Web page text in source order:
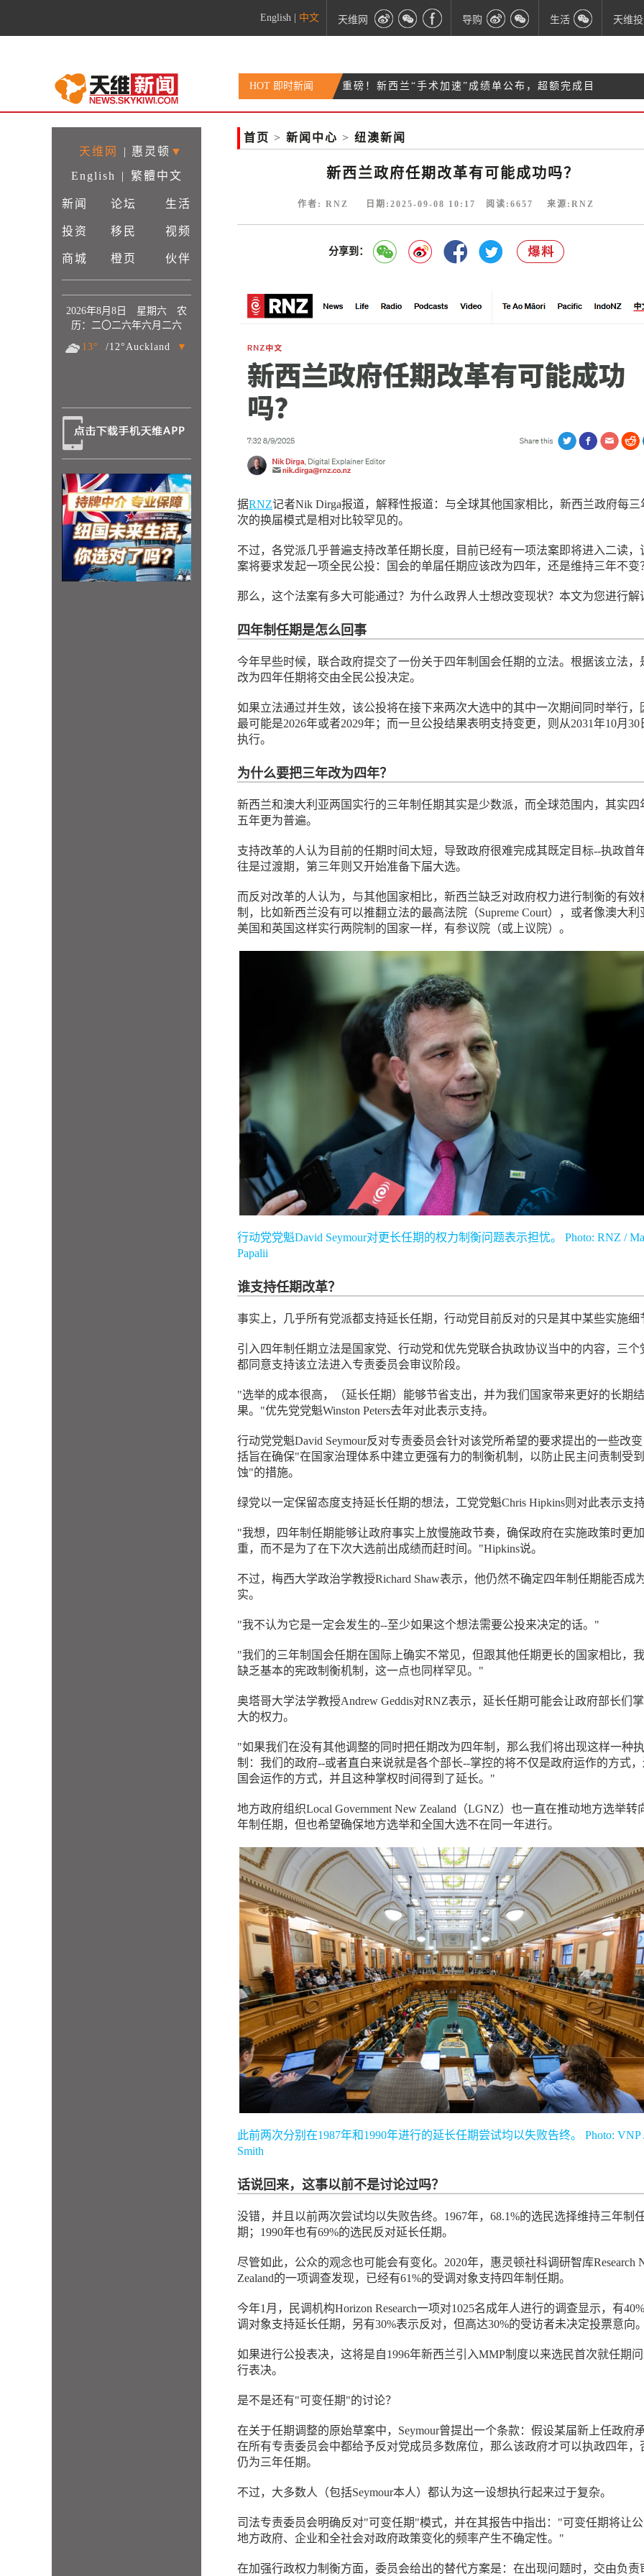
English 中文 天维网 导购 生活 天维
HOT 即时新闻 重磅！新西兰“手术加速”成绩单公布，超额完成目
标！
演讲条条击中痛点
“强制KiwiSaver”要来？新西兰优先党党魁开出“第一
炮”
天维网 | 惠灵顿 ▼
English
| 繁體中文
新闻 论坛 生活
投资 移民 视频
商城 橙页 伙伴
2026年8月8日 星期六 农
历：二〇二六年六月二六
13°
/12°Auckland ▼
首页 > 新闻中心 > 纽澳新闻
新西兰政府任期改革有可能成功吗？
作者: RNZ 日期:2025-09-08 10:17 阅读: 6657 来源:RNZ
分享到：
据RNZ记者Nik Dirga报道，解释性报道：与全球其他国家相比，新西兰政府每三
次的换届模式是相对比较罕见的。
不过，各党派几乎普遍支持改革任期长度，目前已经有一项法案即将进入二读，
案将要求发起一项全民公投：国会的单届任期应该改为四年，还是维持三年不变
那么，这个法案有多大可能通过？为什么政界人士想改变现状？本文为您进行解
四年制任期是怎么回事
今年早些时候，联合政府提交了一份关于四年制国会任期的立法。根据该立法，
改为四年任期将交由全民公投决定。
如果立法通过并生效，该公投将在接下来两次大选中的其中一次期间同时举行，
最可能是2026年或者2029年；而一旦公投结果表明支持变更，则从2031年10月30
执行。
为什么要把三年改为四年？
新西兰和澳大利亚两国实行的三年制任期其实是少数派，而全球范围内，其实四
五年更为普遍。
支持改革的人认为目前的任期时间太短，导致政府很难完成其既定目标--执政首
往是过渡期，第三年则又开始准备下届大选。
而反对改革的人认为，与其他国家相比，新西兰缺乏对政府权力进行制衡的有效
制，比如新西兰没有可以推翻立法的最高法院（Supreme Court），或者像澳大利
美国和英国这样实行两院制的国家一样，有参议院（或上议院）。
行动党党魁David Seymour对更长任期的权力制衡问题表示担忧。 Photo: RNZ /
Papalii
谁支持任期改革？
事实上，几乎所有党派都支持延长任期，行动党目前反对的只是其中某些实施细
引入四年制任期立法是国家党、行动党和优先党联合执政协议当中的内容，三个
都同意支持该立法进入专责委员会审议阶段。
"选举的成本很高，（延长任期）能够节省支出，并为我们国家带来更好的长期结
果。"优先党党魁Winston Peters去年对此表示支持。
行动党党魁David Seymour反对专责委员会针对该党所希望的要求提出的一些改
括旨在确保"在国家治理体系中建立更强有力的制衡机制，以防止民主问责制受
蚀"的措施。
绿党以一定保留态度支持延长任期的想法，工党党魁Chris Hipkins则对此表示支
"我想，四年制任期能够让政府事实上放慢施政节奏，确保政府在实施政策时更
重，而不是为了在下次大选前出成绩而赶时间。"Hipkins说。
不过，梅西大学政治学教授Richard Shaw表示，他仍然不确定四年制任期能否成
实。
"我不认为它是一定会发生的--至少如果这个想法需要公投来决定的话。"
"我们的三年制国会任期在国际上确实不常见，但跟其他任期更长的国家相比，
缺乏基本的宪政制衡机制，这一点也同样罕见。"
奥塔哥大学法学教授Andrew Geddis对RNZ表示，延长任期可能会让政府部长们
大的权力。
"如果我们在没有其他调整的同时把任期改为四年制，那么我们将出现这样一种
制：我们的政府--或者直白来说就是各个部长--掌控的将不仅是政府运作的方式
国会运作的方式，并且这种掌权时间得到了延长。"
地方政府组织Local Government New Zealand（LGNZ）也一直在推动地方选举转
年制任期，但也希望确保地方选举和全国大选不在同一年进行。
此前两次分别在1987年和1990年进行的延长任期尝试均以失败告终。 Photo: VNP
Smith
话说回来，这事以前不是讨论过吗？
没错，并且以前两次尝试均以失败告终。1967年，68.1%的选民选择维持三年制
期；1990年也有69%的选民反对延长任期。
尽管如此，公众的观念也可能会有变化。2020年，惠灵顿社科调研智库Research
Zealand的一项调查发现，已经有61%的受调对象支持四年制任期。
今年1月，民调机构Horizon Research一项对1025名成年人进行的调查显示，有
调对象支持延长任期，另有30%表示反对，但高达30%的受访者未决定投票意向
如果进行公投表决，这将是自1996年新西兰引入MMP制度以来选民首次就任期
行表决。
是不是还有"可变任期"的讨论？
在关于任期调整的原始草案中，Seymour曾提出一个条款：假设某届新上任政府
在所有专责委员会中都给予反对党成员多数席位，那么该政府才可以执政四年，
仍为三年任期。
不过，大多数人（包括Seymour本人）都认为这一设想执行起来过于复杂。
司法专责委员会明确反对"可变任期"模式，并在其报告中指出："可变任期将让
地方政府、企业和全社会对政府政策变化的频率产生不确定性。"
在加强行政权力制衡方面，委员会给出的替代方案是：在出现问题时，交由负责